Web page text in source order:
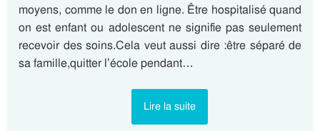
moyens, comme le don en ligne. Être hospitalisé quand
on est enfant ou adolescent ne signifie pas seulement
recevoir des soins.Cela veut aussi dire :être séparé de
sa famille,quitter l’école pendant…
Lire la suite